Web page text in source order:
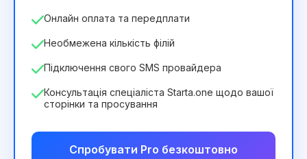
Онлайн оплата та передплати
Необмежена кількість філій
Підключення свого SMS провайдера
Консультація спеціаліста Starta.one щодо вашої
сторінки та просування
Спробувати Pro безкоштовно